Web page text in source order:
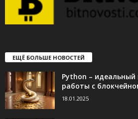
ЕЩЁ БОЛЬШЕ НОВОСТЕЙ
Python – идеальный
работы с
18.01.2025